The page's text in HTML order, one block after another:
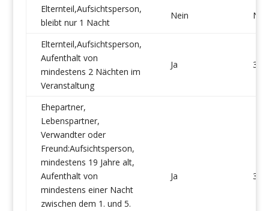
Elternteil,Aufsichtsperson,
bleibt nur 1 Nacht
Nein
Elternteil,Aufsichtsperson,
Aufenthalt von
mindestens 2 Nächten im
Veranstaltung
Ja 3
Ehepartner,
Lebenspartner,
Verwandter oder
Freund:Aufsichtsperson,
mindestens 19 Jahre alt,
Aufenthalt von
mindestens einer Nacht
zwischen dem 1. und 5.
Ja 3